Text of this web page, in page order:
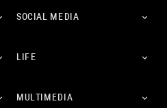
SOCIAL MEDIA
LIFE
MULTIMEDIA